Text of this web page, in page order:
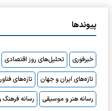
پیوندها
خبرفوری تحلیل‌های روز اقتصادی
تازه‌های ایران و جهان
تازه‌های
رسانه هنر و موسیقی
رسانه فرهنگ